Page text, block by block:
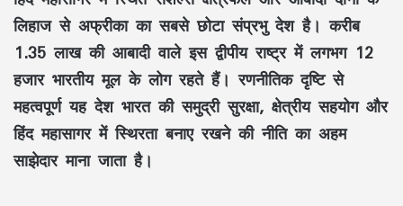
लिहाज से अफ्रीका का सबसे छोटा संप्रभु देश है। करीब
1.35 लाख की आबादी वाले इस द्वीपीय राष्ट्र में लगभग 12
हजार भारतीय मूल के लोग रहते हैं। रणनीतिक दृष्टि से
महत्वपूर्ण यह देश भारत की समुद्री सुरक्षा, क्षेत्रीय सहयोग और
हिंद महासागर में स्थिरता बनाए रखने की नीति का अहम
साझेदार माना जाता है।